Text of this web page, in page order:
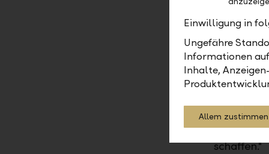
Christian
Frankfurt im
LLB
ich auch
schaffen."
Einwilligung in
Ungefähre
Informationen
Inhalte,
Allem zustimmen